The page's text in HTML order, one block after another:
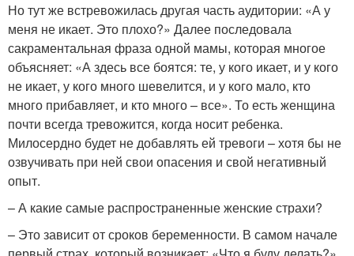
Но тут же встревожилась другая часть аудитории: «А у
меня не икает. Это плохо?» Далее последовала
сакраментальная фраза одной мамы, которая многое
объясняет: «А здесь все боятся: те, у кого икает, и у кого
не икает, у кого много шевелится, и у кого мало, кто
много прибавляет, и кто много – все». То есть женщина
почти всегда тревожится, когда носит ребенка.
Милосердно будет не добавлять ей тревоги – хотя бы не
озвучивать при ней свои опасения и свой негативный
опыт.
– А какие самые распространенные женские страхи?
– Это зависит от сроков беременности. В самом начале